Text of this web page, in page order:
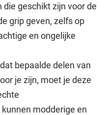
geschikt zijn voor de
grip geven, zelfs op
en ongelijke
bepaalde delen van
je zijn, moet je deze
modderige en